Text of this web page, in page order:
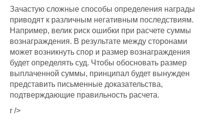
Зачастую сложные способы определения награды
приводят к различным негативным последствиям.
Например, велик риск ошибки при расчете суммы
вознаграждения. В результате между сторонами
может возникнуть спор и размер вознаграждения
будет определять суд. Чтобы обосновать размер
выплаченной суммы, принципал будет вынужден
представить письменные доказательства,
подтверждающие правильность расчета.
r />